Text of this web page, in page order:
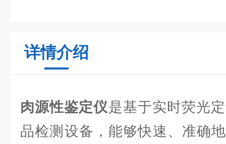
详情介绍
肉源性鉴定仪是基于实时荧光
品检测设备，能够快速、准确